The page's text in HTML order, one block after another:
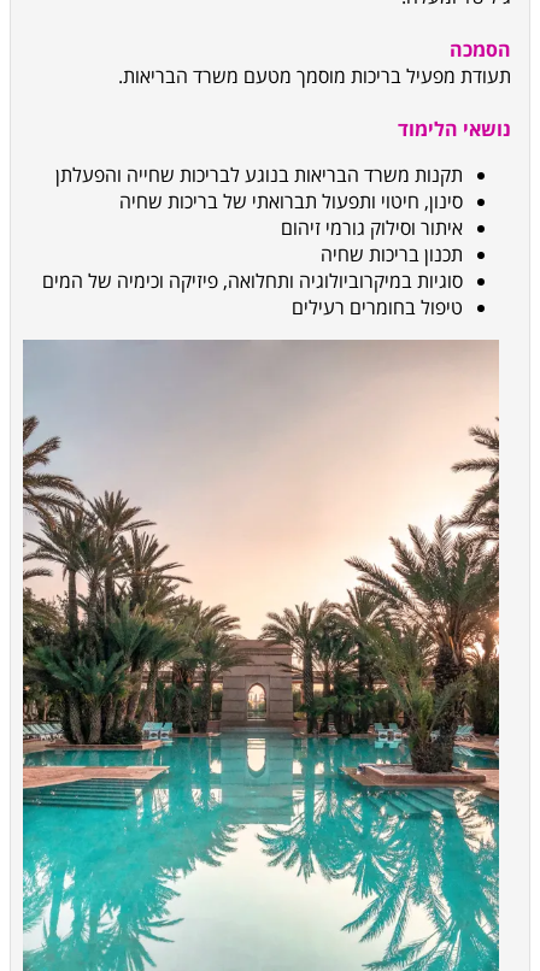
הסמכה
תעודת מפעיל בריכות מוסמך מטעם משרד הבריאות.
נושאי הלימוד
תקנות משרד הבריאות בנוגע לבריכות שחייה והפעלתן
סינון, חיטוי ותפעול תברואתי של בריכות שחיה
איתור וסילוק גורמי זיהום
תכנון בריכות שחיה
סוגיות במיקרוביולוגיה ותחלואה, פיזיקה וכימיה של המים
טיפול בחומרים רעילים